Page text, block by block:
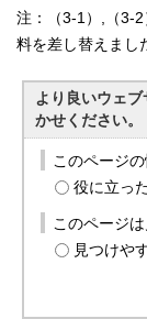
注：（3-1）,（3-
料を差し替えまし
より良いウェ
かせください。
このページ
役に立っ
このページ
見つけや